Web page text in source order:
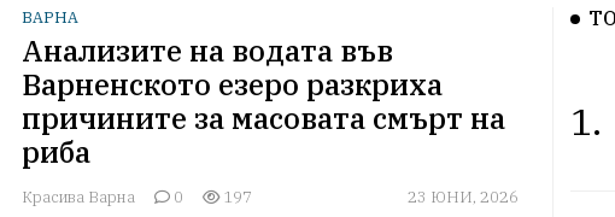
ВАРНА
Анализите на водата във
Варненското езеро разкриха
причините за масовата смърт на
риба
Красива Варна 0 197 23 ЮНИ, 2026
1.